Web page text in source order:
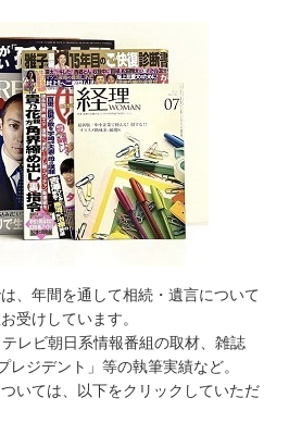
、年間を通して相続・遺言について
受けしています。
レビ朝日系情報番組の取材、雑誌
レジデント」等の執筆実績など。
いては、以下をクリックしていただ